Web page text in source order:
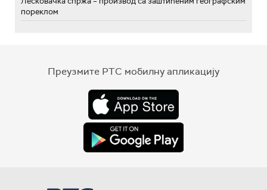
пореклом
Преузмите РТС мобилну апликацију